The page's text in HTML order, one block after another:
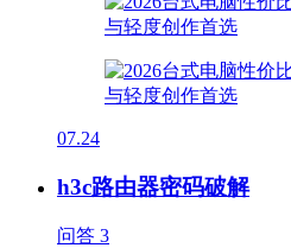
07.24
h3c路由器密码破解
问答 3